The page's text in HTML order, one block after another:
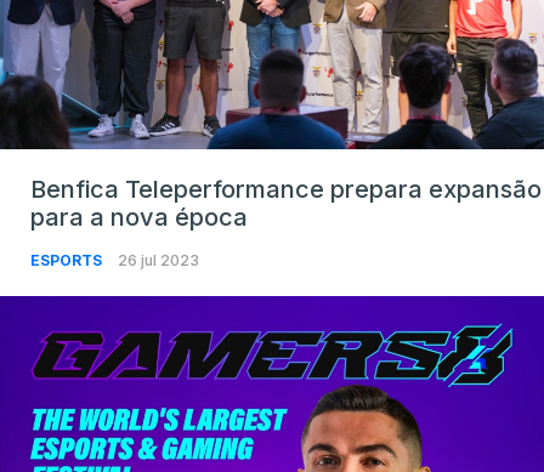
Benfica Teleperformance prepara expansão
para a nova época
ESPORTS 26 jul 2023